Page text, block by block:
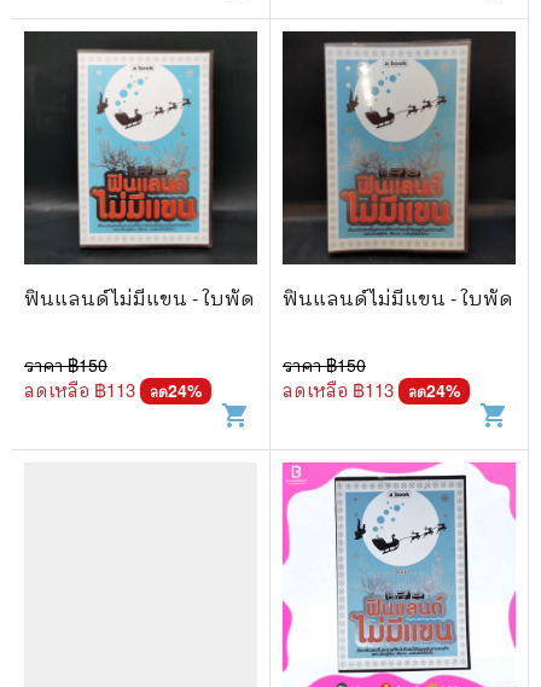
ฟินแลนด์ไม่มีแขน - ใบพัด
ราคา ฿150
ลดเหลือ ฿113 ลด24%
shopping_cart
ฟินแลนด์ไม่มีแขน - ใบพัด
ราคา ฿150
ลดเหลือ ฿113 ลด24%
shopping_cart